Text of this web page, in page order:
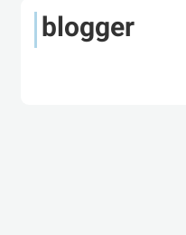
blogger